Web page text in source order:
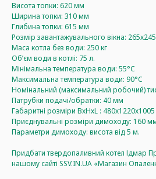
Висота топки: 620 мм
Ширина топки: 310 мм
Глибина топки: 615 мм
Розмір завантажувального вікна:
Маса котла без води: 250 кг
Об’єм води в котлі: 75 л.
Мінімальна температура води: 55°C
Максимальна температура води: 90°C
Номінальний (максимальний робочий)
Патрубки подачі/обратки: 40 мм
Габаритні розміри ВхНхL :
Приєднувальні розміри димоходу: 160
Параметри димоходу: висота від 5 м.
Придбати твердопаливний котел Ідмар
нашому сайті SSV.IN.UA «Магазин